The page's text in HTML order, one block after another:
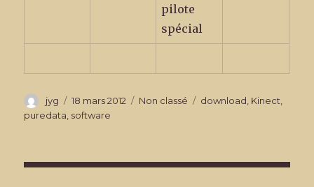
pilote
spécial
Auteur
jyg
Publié
le
18 mars 2012 Catégories
Non classé Étiquettes
download Kinect
puredata software